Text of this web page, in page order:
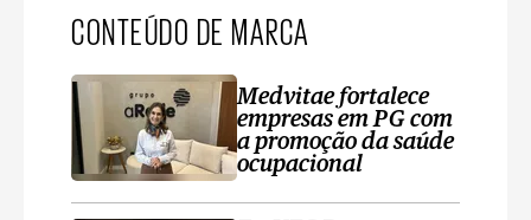
CONTEÚDO DE MARCA
Medvitae fortalece
empresas em PG com
a promoção da saúde
ocupacional